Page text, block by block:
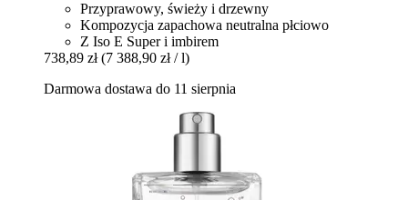
Przyprawowy, świeży i drzewny
Kompozycja zapachowa neutralna płciowo
Z Iso E Super i imbirem
738,89 zł (7 388,90 zł / l)
Darmowa dostawa do 11 sierpnia